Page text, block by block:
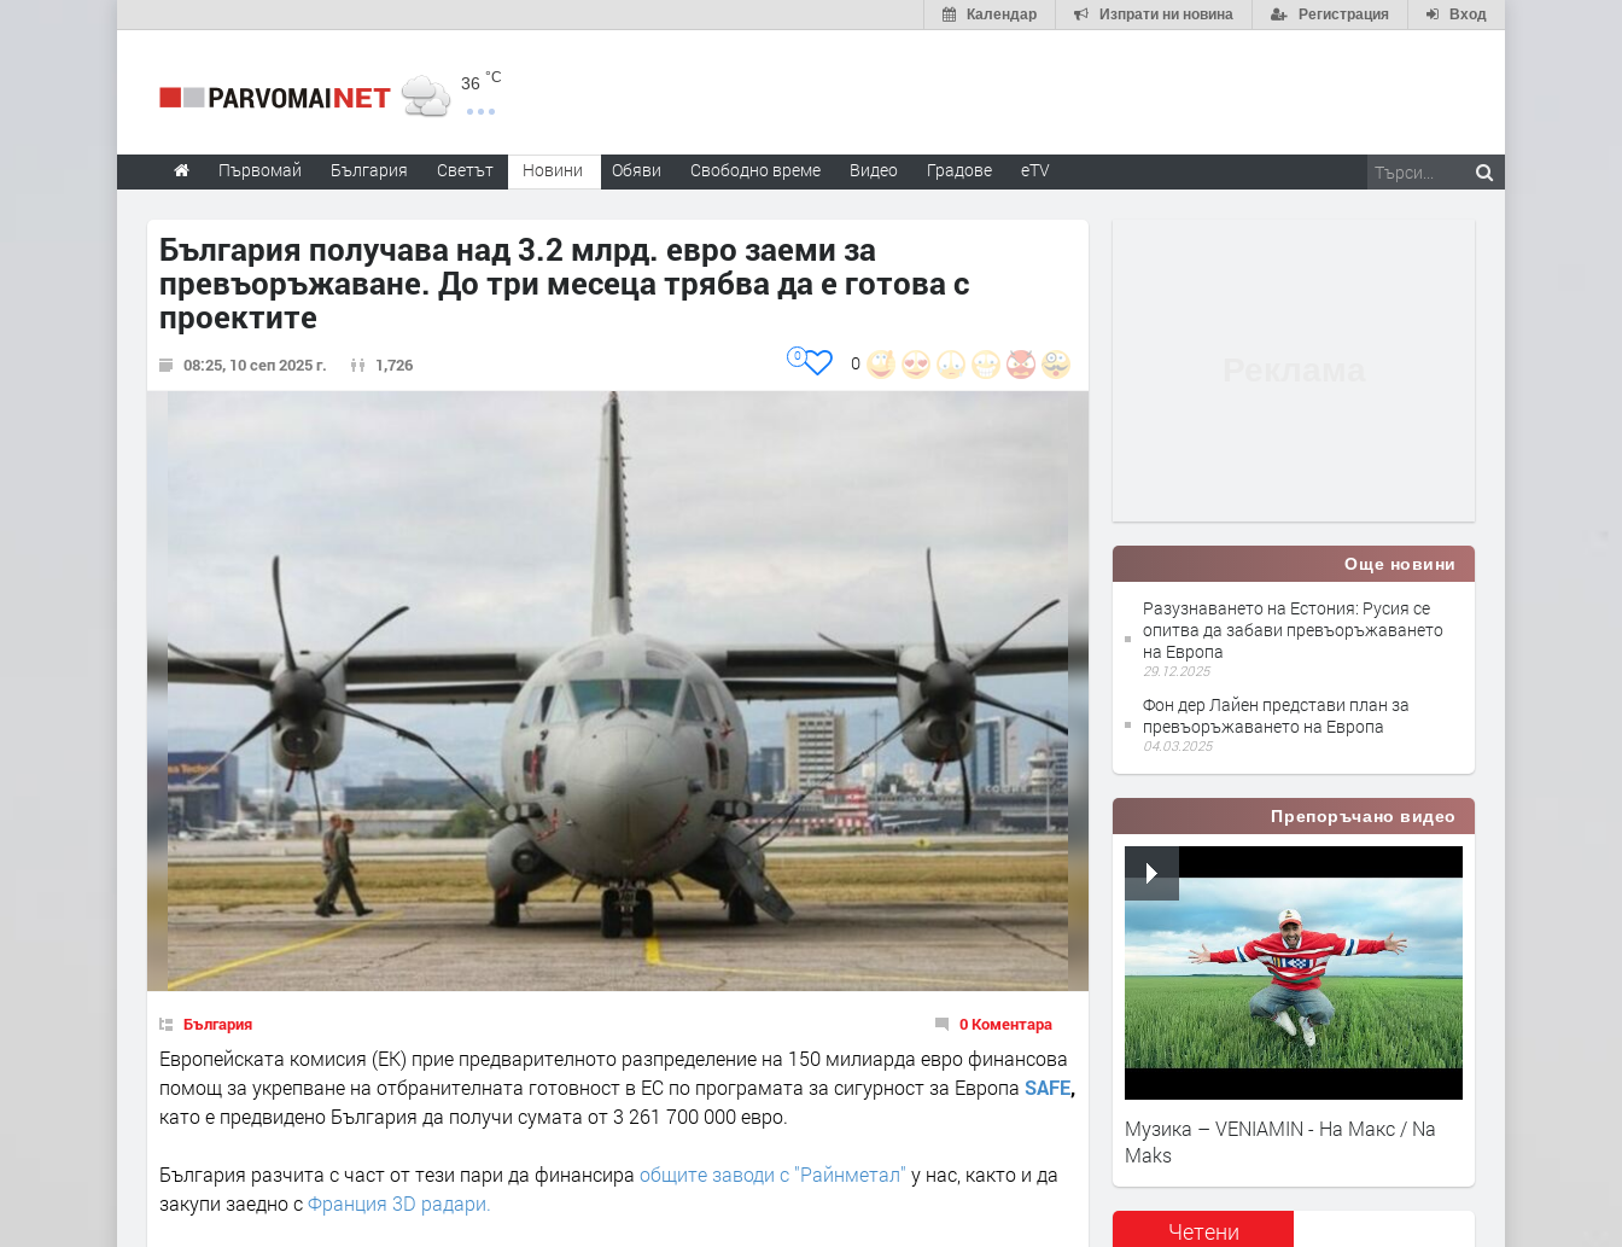
Вход
Регистрация
Изпрати ни новина
Календар
36 °C
Първомай България Светът Новини Обяви Свободно време Видео Градове eTV
България получава над 3.2 млрд. евро заеми за
превъоръжаване. До три месеца трябва да е готова с
проектите
08:25, 10 сеп 2025 г. 1,726 0
0
България 0 Коментара
Европейската комисия (ЕК) прие предварителното разпределение на 150 милиарда евро финансова
помощ за укрепване на отбранителната готовност в ЕС по програмата за сигурност за Европа SAFE,
като е предвидено България да получи сумата от 3 261 700 000 евро.
България разчита с част от тези пари да финансира общите заводи с "Райнметал" у нас, както и да
закупи заедно сФранция 3D радари.
Още новини
Разузнаването на Естония: Русия се
опитва да забави превъоръжаването
на Европа
29.12.2025
Фон дер Лайен представи план за
превъоръжаването на Европа
04.03.2025
Препоръчано видео
Музика – VENIAMIN - На Макс / Na
Maks
Четени